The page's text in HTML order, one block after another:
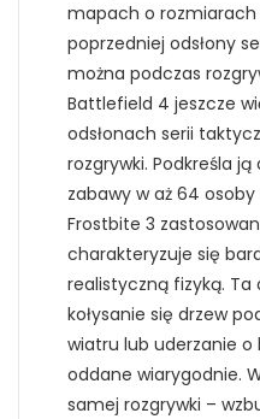
mapach o
poprzedniej odsłony
można podczas
Battlefield 4 jeszcze
odsłonach serii
rozgrywki. Podkreśla
zabawy w aż 64
Frostbite 3
charakteryzuje się
realistyczną fizyką. Ta
kołysanie się drzew
wiatru lub uderzanie o
oddane wiarygodnie.
samej rozgrywki –